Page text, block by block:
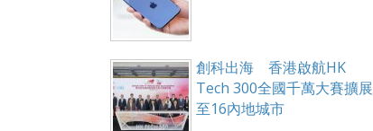
創科出海 香港啟航HK
Tech 300全國千萬大賽擴展
至16內地城市